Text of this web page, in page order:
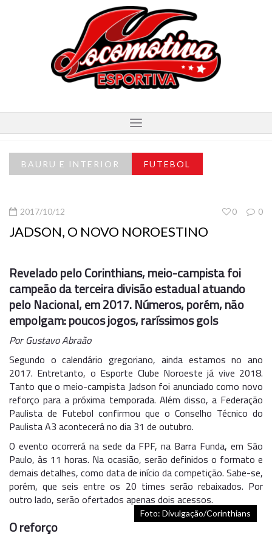
BAURU E INTERIOR FUTEBOL
2017/10/12 0
0
JADSON, O NOVO NOROESTINO
Revelado pelo Corinthians, meio-campista foi
campeão da terceira divisão estadual atuando
pelo Nacional, em 2017. Números, porém, não
empolgam: poucos jogos, raríssimos gols
Por Gustavo Abraão
Segundo o calendário gregoriano, ainda estamos no ano
2017. Entretanto, o Esporte Clube Noroeste já vive 2018.
Tanto que o meio-campista Jadson foi anunciado como novo
reforço para a próxima temporada. Além disso, a Federação
Paulista de Futebol confirmou que o Conselho Técnico do
Paulista A3 acontecerá no dia 31 de outubro.
O evento ocorrerá na sede da FPF, na Barra Funda, em São
Paulo, às 11 horas. Na ocasião, serão definidos o formato e
demais detalhes, como data de início da competição. Sabe-se,
porém, que seis entre os 20 times serão rebaixados. Por
outro lado, serão ofertados apenas dois acessos.
O reforço
Foto: Divulgação/Corinthians